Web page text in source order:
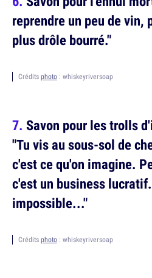
reprendre un peu de vin,
plus drôle bourré."
Crédits photo : whiskeyriversoap
Savon pour les trolls
"Tu vis au sous-sol de
c'est ce qu'on imagine.
c'est un business
impossible..."
Crédits photo : whiskeyriversoap